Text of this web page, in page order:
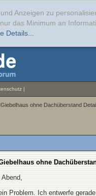
Anzeigen zu
das Minimum an
Details...
|
ohne Dachüberstand
ohne
Problem. Ich entwerfe